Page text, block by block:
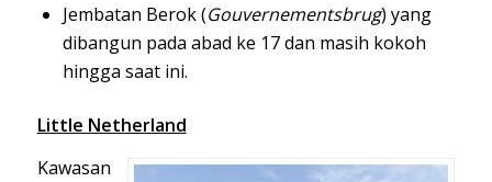
Jembatan Berok (Gouvernementsbrug) yang
dibangun pada abad ke 17 dan masih kokoh
hingga saat ini.
Little Netherland
Kawasan